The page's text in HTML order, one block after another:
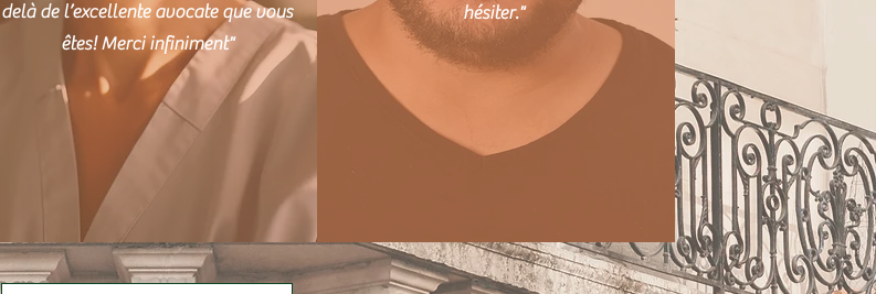
delà de l’excellente avocate que vous
êtes! Merci infiniment"
hésiter."